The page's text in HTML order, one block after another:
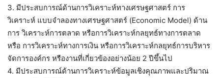
3. มีประสบการณ์ด้านการวิเคราะห์ทางเศรษฐศาสตร์ การ
วิเคราะห์ แบบจำลองทางเศรษฐศาสตร์ (Economic Model) ด้าน
การ วิเคราะห์การตลาด หรือการวิเคราะห์กลยุทธ์ทางการตลาด
หรือ การวิเคราะห์ทางการเงิน หรือการวิเคราะห์กลยุทธ์การบริหาร
จัดการองค์กร หรืองานที่เกี่ยวข้องอย่างน้อย 2 ปีขึ้นไป
4. มีประสบการณ์ด้านการวิเคราะห์ข้อมูลเชิงคุณภาพและปริมาณ